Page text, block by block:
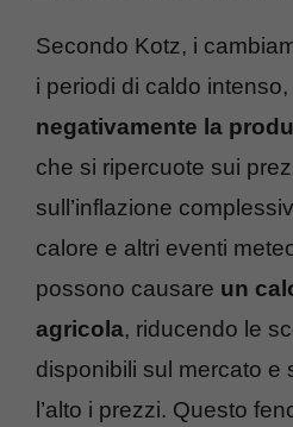
Secondo Kotz, i
i periodi di caldo intenso,
negativamente la
che si ripercuote sui
sull’inflazione
calore e altri eventi
possono causare un
agricola, riducendo le
disponibili sul mercato e
l’alto i prezzi. Questo